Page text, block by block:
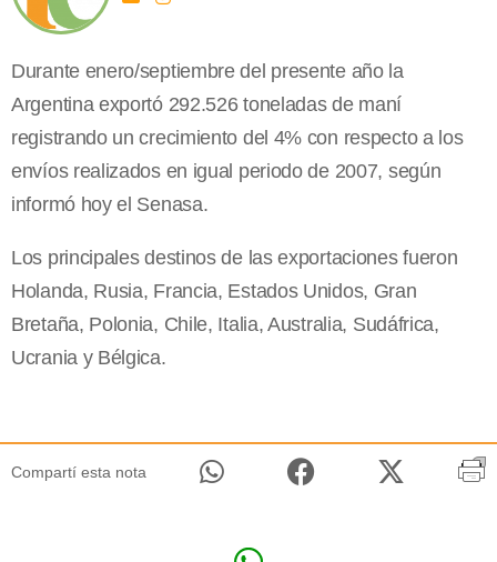
Durante enero/septiembre del presente año la
Argentina exportó 292.526 toneladas de maní
registrando un crecimiento del 4% con respecto a los
envíos realizados en igual periodo de 2007, según
informó hoy el Senasa.
Los principales destinos de las exportaciones fueron
Holanda, Rusia, Francia, Estados Unidos, Gran
Bretaña, Polonia, Chile, Italia, Australia, Sudáfrica,
Ucrania y Bélgica.
Compartí esta nota